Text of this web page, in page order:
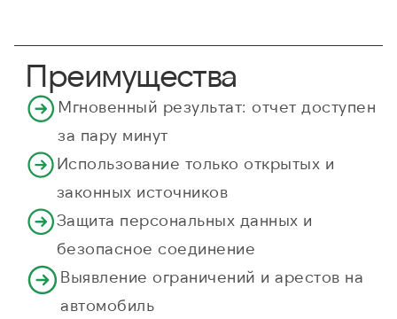
Преимущества
Мгновенный результат: отчет доступен
за пару минут
Использование только открытых и
законных источников
Защита персональных данных и
безопасное соединение
Выявление ограничений и арестов на
автомобиль